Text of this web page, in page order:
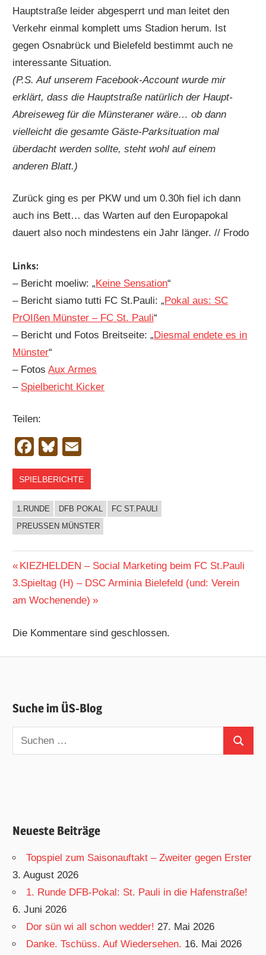
Hauptstraße leider abgesperrt und man leitet den
Verkehr einmal komplett ums Stadion herum. Ist
gegen Osnabrück und Bielefeld bestimmt auch ne
interessante Situation.
(P.S. Auf unserem Facebook-Account wurde mir
erklärt, dass die Hauptstraße natürlich der Haupt-
Abreiseweg für die Münsteraner wäre… ob dann
vielleicht die gesamte Gäste-Parksituation mal
überdacht werden sollte, steht wohl auf einem
anderen Blatt.)
Zurück ging es per PKW und um 0.30h fiel ich dann
auch ins Bett… das Warten auf den Europapokal
dauert also noch mindestens ein Jahr länger. // Frodo
Links:
– Bericht moeliw: „Keine Sensation“
– Bericht siamo tutti FC St.Pauli: „Pokal aus: SC
PrOIßen Münster – FC St. Pauli“
– Bericht und Fotos Breitseite: „Diesmal endete es in
Münster“
– FotosAux Armes
– Spielbericht Kicker
Teilen:
Facebook
Bluesky
SPIELBERICHTE
1.RUNDE DFB POKAL
FC ST.PAULI
PREUSSEN MÜNSTER
Beitragsnavigation
Vorheriger
Beitrag:
KIEZHELDEN – Social Marketing beim FC St.Pauli
Nächster
Beitrag:
3.Spieltag (H) – DSC Arminia Bielefeld (und: Verein
am Wochenende)
Die Kommentare sind geschlossen.
Suche im ÜS-Blog
Suchen
nach:
Suchen
Neueste Beiträge
Topspiel zum Saisonauftakt – Zweiter gegen Erster
3. August 2026
1. Runde DFB-Pokal: St. Pauli in die Hafenstraße!
6. Juni 2026
Dor sün wi all schon wedder! 27. Mai 2026
Danke. Tschüss. Auf Wiedersehen. 16. Mai 2026